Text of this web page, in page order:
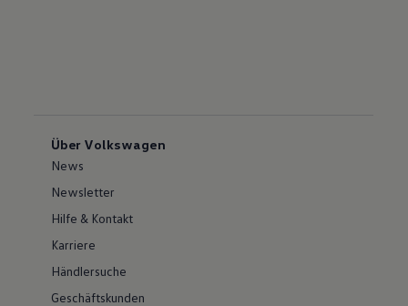
Über Volkswagen
News
Newsletter
Hilfe & Kontakt
Karriere
Händlersuche
Geschäftskunden